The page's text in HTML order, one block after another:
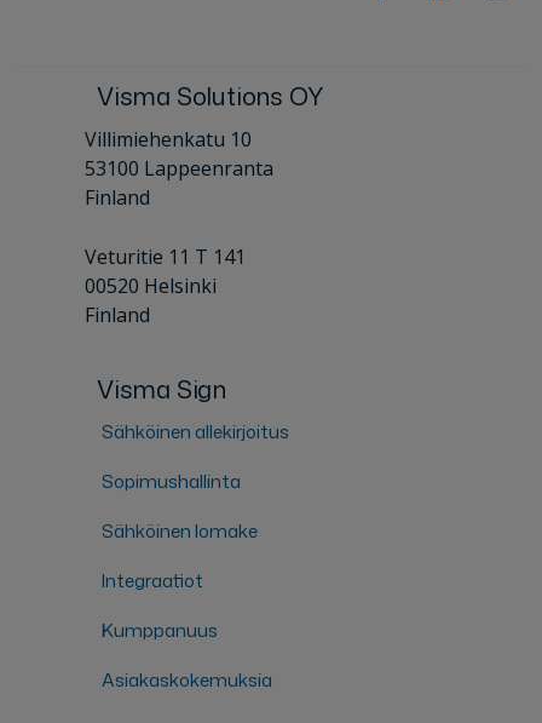
Visma Solutions OY
Villimiehenkatu 10
53100 Lappeenranta
Finland
Veturitie 11 T 141
00520 Helsinki
Finland
Visma Sign
Sähköinen allekirjoitus
Sopimushallinta
Sähköinen lomake
Integraatiot
Kumppanuus
Asiakaskokemuksia